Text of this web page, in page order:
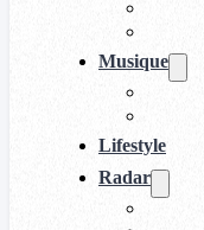
Musique
Lifestyle
Radar